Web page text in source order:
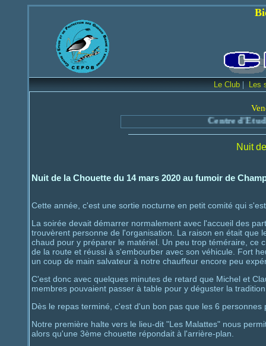
Bienvenue sur
Le Club | Les
Centre d'Etude et de Protection
Nuit
Nuit de la Chouette du 14 mars 2020 au fumoir de
Cette année, c'est une sortie nocturne en petit comité qui
La soirée devait démarrer normalement avec l'accueil des
trouvèrent personne de l'organisation. La raison en était que
chaud pour y préparer le matériel. Un peu trop téméraire, ce
de la route et réussi à s'embourber avec son véhicule. Fort
un coup de main salvateur à notre chauffeur encore peu
C'est donc avec quelques minutes de retard que Michel et
membres pouvaient passer à table pour y déguster la
Dès le repas terminé, c'est d'un bon pas que les 6
Notre première halte vers le lieu-dit "Les Malattes" nous
alors qu'une 3ème chouette répondait à l'arrière-plan.